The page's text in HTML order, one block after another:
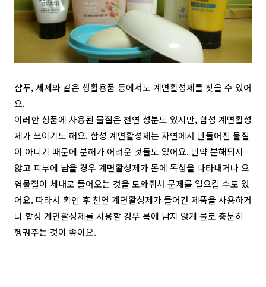
샴푸, 세제와 같은 생활용품 등에서도 계면활성제를 찾을 수 있어
요.
이러한 상품에 사용된 물질은 천연 성분도 있지만, 합성 계면활성
제가 쓰이기도 해요. 합성 계면활성제는 자연에서 만들어진 물질
이 아니기 때문에 분해가 어려운 것들도 있어요. 만약 분해되지
않고 피부에 남을 경우 계면활성제가 몸에 독성을 나타내거나 오
염물질이 체내로 들어오는 것을 도와줘서 문제를 일으킬 수도 있
어요. 따라서 확인 후 천연 계면활성제가 들어간 제품을 사용하거
나 합성 계면활성제를 사용할 경우 몸에 남지 않게 물로 충분히
헹궈주는 것이 좋아요.